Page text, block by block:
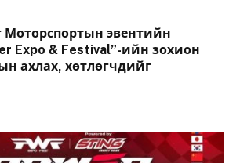
эвентийн
Expo & Festival”-ийн зохион
ахлах, хөтлөгчдийг